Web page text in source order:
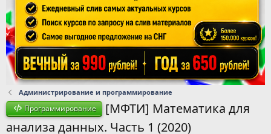
Администрирование и программирование
Программирование
[МФТИ] Математика для
анализа данных. Часть 1 (2020)